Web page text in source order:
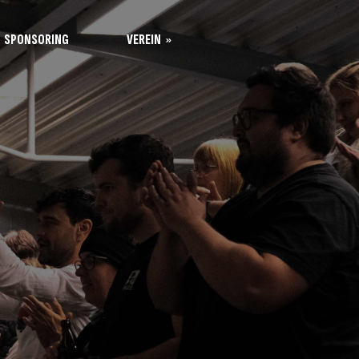
SPONSORING VEREIN
Leitung
Kontakt
Unsere Werte
Mitgliedschaft